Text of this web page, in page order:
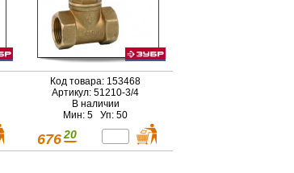
Код товара: 153468
Артикул: 51210-3/4
В наличии
Мин: 5 Уп: 50
676 20